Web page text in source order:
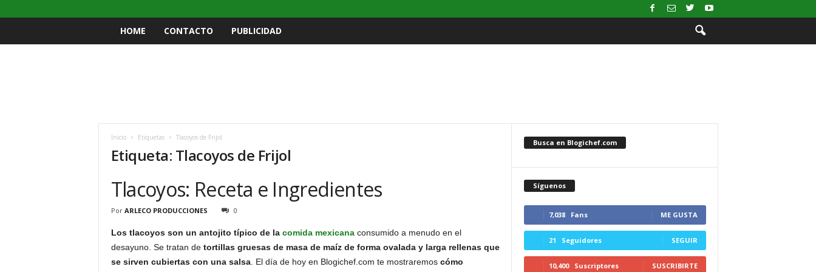
HOME CONTACTO PUBLICIDAD
Inicio Etiquetas Tlacoyos de Frijol
Etiqueta: Tlacoyos de Frijol
Tlacoyos: Receta e Ingredientes
Por ARLECO PRODUCCIONES 0
Los tlacoyos son un antojito típico de la comida mexicanaconsumido a menudo en el
desayuno. Se tratan de tortillas gruesas de masa de maíz de forma ovalada y larga rellenas que
se sirven cubiertas con una salsa. El día de hoy en Blogichef.com te mostraremos cómo
Busca en Blogichef.com
Síguenos
7,038 Fans ME GUSTA
21 Seguidores SEGUIR
10,400 Suscriptores SUSCRIBIRTE